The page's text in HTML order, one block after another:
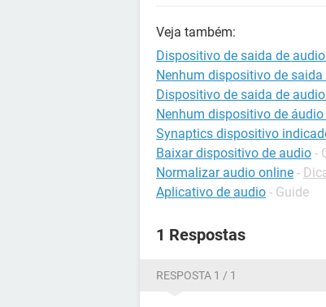
Veja também:
Dispositivo de saida de
Nenhum dispositivo de
Dispositivo de saida de
Nenhum dispositivo de
Synaptics dispositivo
Baixar dispositivo de audio -
Normalizar audio online -
Aplicativo de audio - Guide
1 Respostas
RESPOSTA 1 / 1